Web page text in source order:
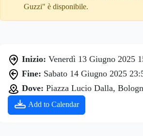
Guzzi" è disponibile.
Inizio: Venerdì 13 Giugno 2025
Fine: Sabato 14 Giugno 2025
Dove: Piazza Lucio Dalla,
Add to Calendar